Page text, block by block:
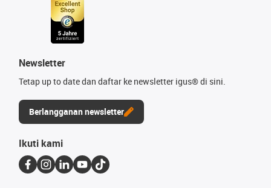
Newsletter
Tetap up to date dan daftar ke newsletter igus® di sini.
Berlangganan newsletter
Ikuti kami